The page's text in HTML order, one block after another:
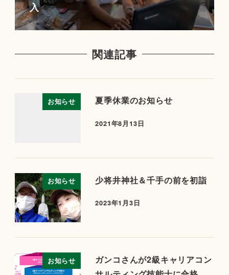
入
関連記事
お知らせ 夏季休業のお知らせ
2021年8月13日
お知らせ 少将井神社＆千手の前を初詣
2023年1月3日
お知らせ
ガンコさんが2級キャリアコン